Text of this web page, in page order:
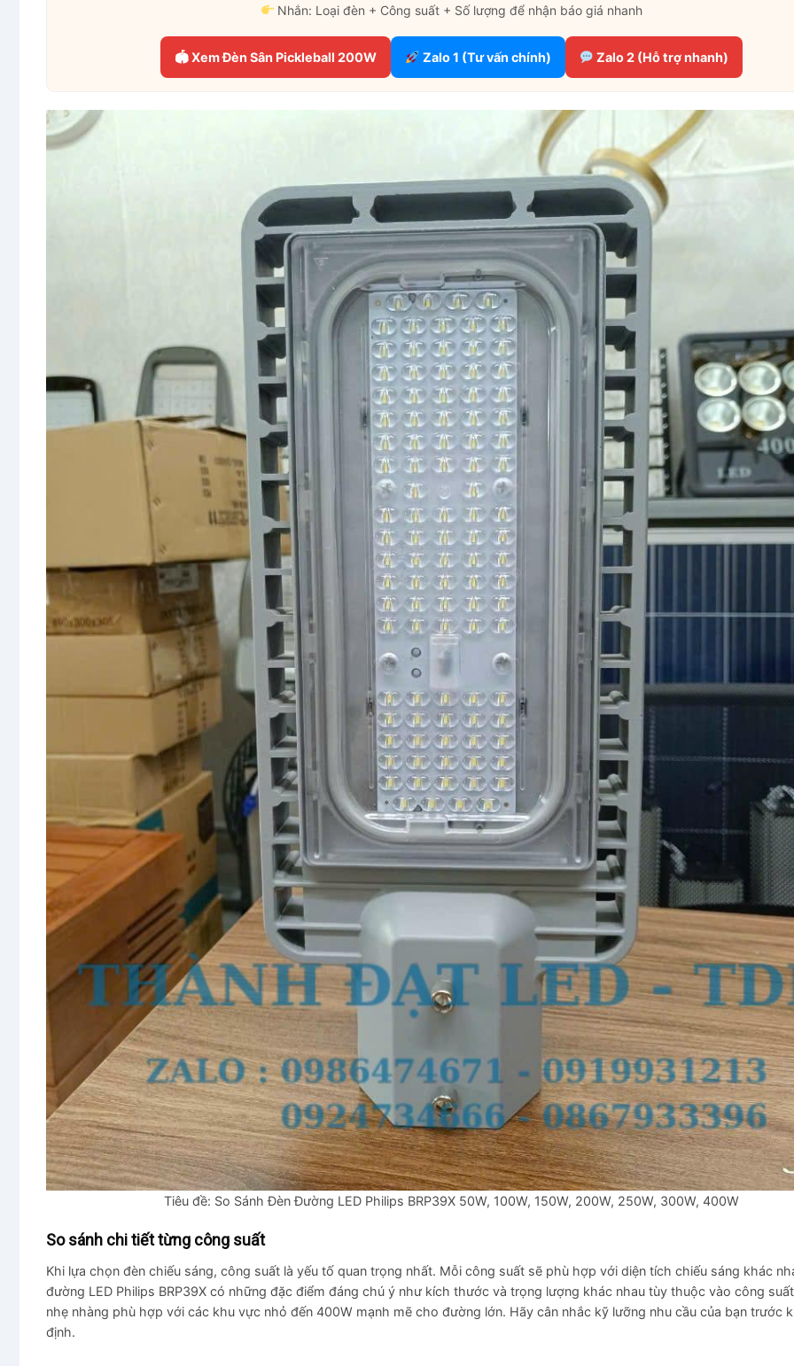
Nhắn: Loại đèn + Công suất + Số lượng để nhận báo giá nhanh
🏟 Xem Đèn Sân Pickleball 200W Zalo 1 (Tư vấn chính) Zalo 2 (Hỗ trợ nhanh)
Tiêu đề: So Sánh Đèn Đường LED Philips BRP39X 50W, 100W, 150W, 200W, 250W, 300W, 400W
So sánh chi tiết từng công suất
Khi lựa chọn đèn chiếu sáng, công suất là yếu tố quan trọng nhất. Mỗi công suất sẽ phù hợp với diện tích chiếu sáng khác
đường LED Philips BRP39X có những đặc điểm đáng chú ý như kích thước và trọng lượng khác nhau tùy thuộc vào công
nhẹ nhàng phù hợp với các khu vực nhỏ đến 400W mạnh mẽ cho đường lớn. Hãy cân nhắc kỹ lưỡng nhu cầu của bạn trước
định.